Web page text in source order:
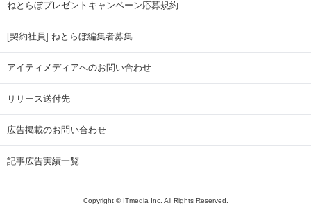
ねとらぼプレゼントキャンペーン応募規約
[契約社員] ねとらぼ編集者募集
アイティメディアへのお問い合わせ
リリース送付先
広告掲載のお問い合わせ
記事広告実績一覧
Copyright © ITmedia Inc. All Rights Reserved.